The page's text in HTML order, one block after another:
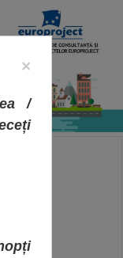
×
/